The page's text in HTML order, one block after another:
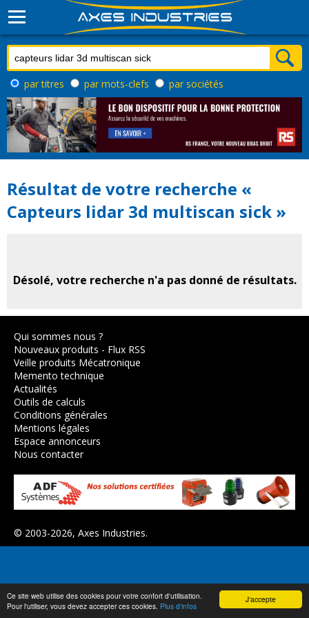
J'accepte
Ce site web utilise des cookies pour votre confort d'utilisation.
Pour l'utiliser, vous devez accepter ces cookies. Plus d'infos
par titres par mots-clefs par sociétés
Résultat de votre recherche «
Capteurs lidar 3d multiscan sick »
Désolé, votre recherche n'a pas donné de résultats.
Qui sommes nous ?
Nouveaux produits - Flux RSS
Veille produits Mécatronique
Memento technique
Actualités
Outils de calculs
Conditions générales
Mentions légales
Espace annonceurs
Nous contacter
© 2003-2026, Axes Industries.